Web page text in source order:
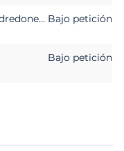
Ropa de cama (sábanas, mantas o edredones, almohadas y fundas de almohada) Bajo petición
Bajo petición